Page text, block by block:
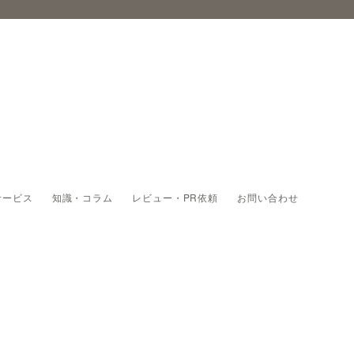
ビス 知識・コラム レビュー・PR依頼 お問い合わせ